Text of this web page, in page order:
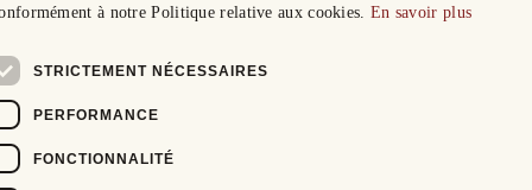
à notre Politique relative aux cookies. En savoir plus
STRICTEMENT NÉCESSAIRES
PERFORMANCE
FONCTIONNALITÉ